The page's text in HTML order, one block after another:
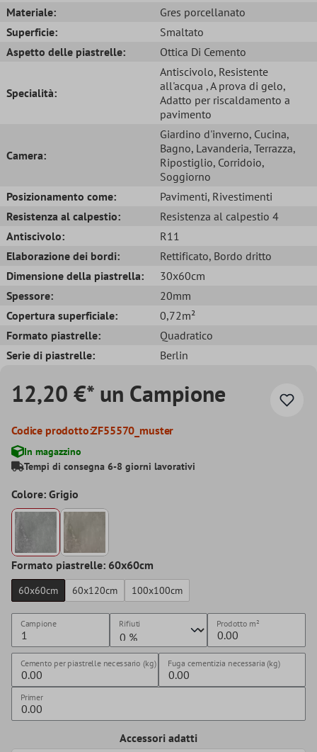
Materiale:
Gres porcellanato
Superficie:
Smaltato
Aspetto delle piastrelle:
Ottica Di Cemento
Specialità:
Antiscivolo, Resistente
all'acqua , A prova di gelo,
Adatto per riscaldamento a
pavimento
Camera:
Giardino d'inverno, Cucina,
Bagno, Lavanderia, Terrazza,
Ripostiglio, Corridoio,
Soggiorno
Posizionamento come:
Pavimenti, Rivestimenti
Resistenza al calpestio:
Resistenza al calpestio 4
Antiscivolo:
R11
Elaborazione dei bordi:
Rettificato, Bordo dritto
Dimensione della piastrella:
30x60cm
Spessore:
20mm
Copertura superficiale:
0,72m²
Formato piastrelle:
Quadratico
Serie di piastrelle:
Berlin
12,20 €* un Campione
Codice prodotto:ZF55570_muster
In magazzino
Tempi di consegna 6-8 giorni lavorativi
Colore: Grigio
Formato piastrelle: 60x60cm
60x60cm 60x120cm 100x100cm
Campione Rifiuti Prodotto m²
Cemento per piastrelle necessario (kg) Fuga cementizia necessaria (kg)
Primer
Accessori adatti